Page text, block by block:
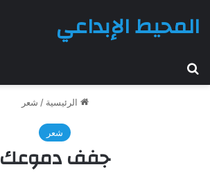
المحيط الإبداعي
الرئيسية / شعر
شعر
جفف دموعك